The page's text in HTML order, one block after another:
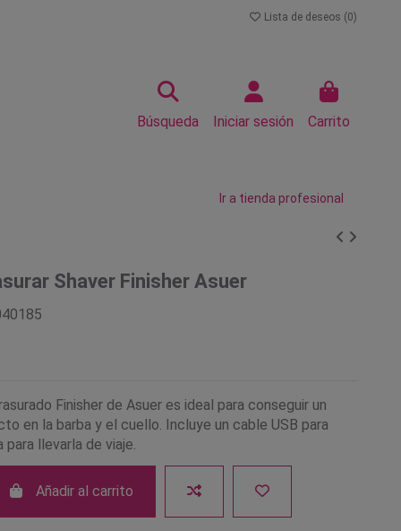
Lista de deseos (0)
Búsqueda Iniciar sesión Carrito
Ir a tienda profesional
Shaver Finisher Asuer
Finisher de Asuer es ideal para conseguir un
en la barba y el cuello. Incluye un cable USB para
llevarla de viaje.
Añadir al carrito